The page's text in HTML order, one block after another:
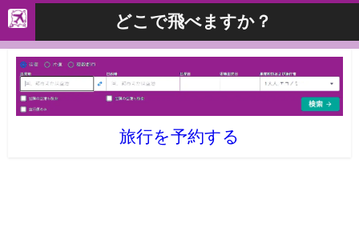
どこで飛べますか？
旅行を予約する